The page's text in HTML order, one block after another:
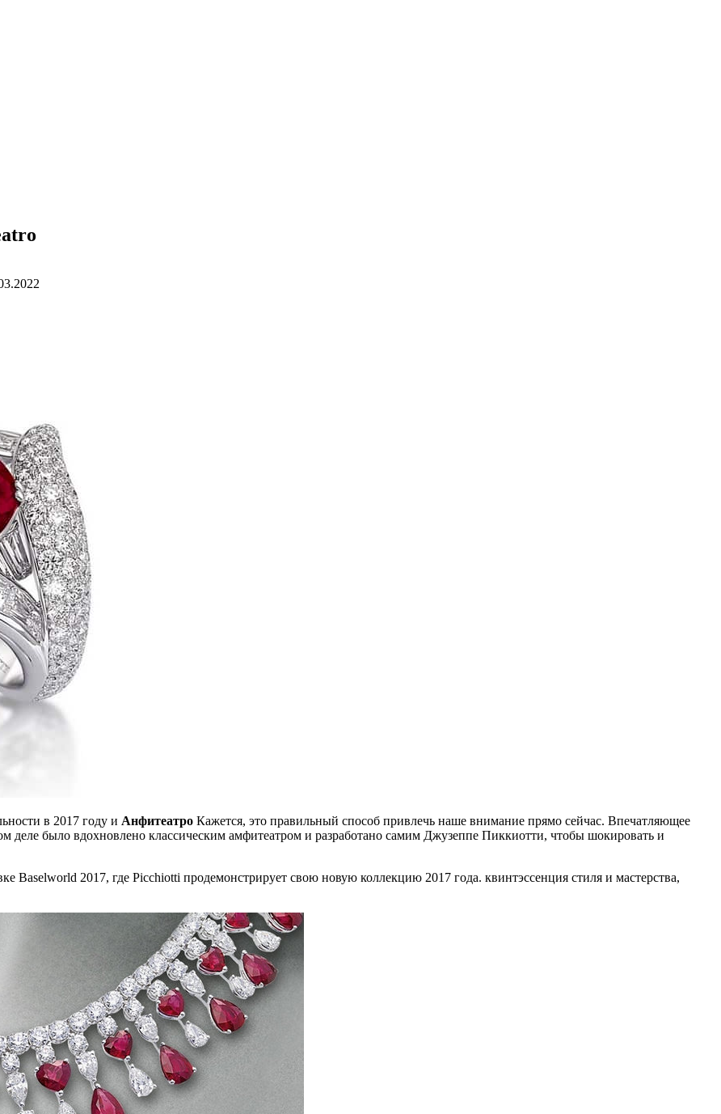
в 2017 году и Анфитеатро Кажется, это правильный способ привлечь наше внимание прямо сейчас. Впечатляющее
деле было вдохновлено классическим амфитеатром и разработано самим Джузеппе Пиккиотти, чтобы шокировать и
Baselworld 2017, где Picchiotti продемонстрирует свою новую коллекцию 2017 года. квинтэссенция стиля и мастерства,